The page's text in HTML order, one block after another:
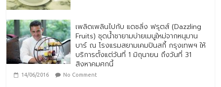
เพลิดเพลินไปกับ แดซลิ่ง ฟรุตส์ (Dazzling
Fruits) ชุดน้ำชายามบ่ายเมนูใหม่จากหนุมาน
บาร์ ณ โรงแรมสยามเคมปินสกี้ กรุงเทพฯ ให้
บริการตั้งแต่วันที่ 1 มิถุนายน ถึงวันที่ 31
สิงหาคมศกนี้
14/06/2016 No Comment